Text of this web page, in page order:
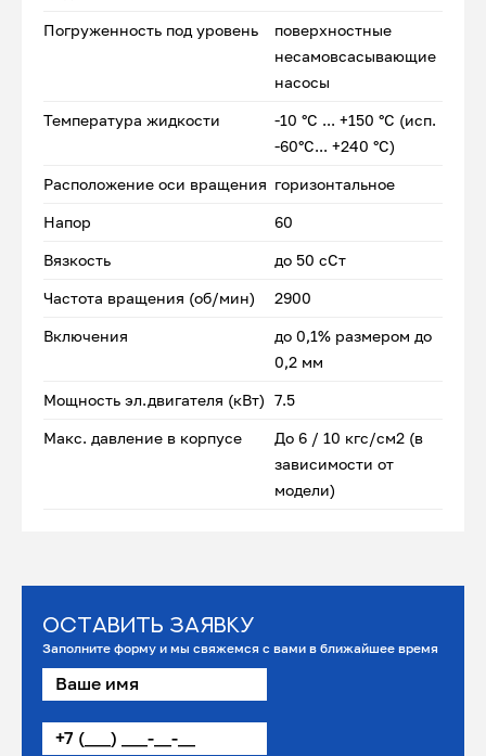
Погруженность под уровень
поверхностные
несамовсасывающие
насосы
Температура жидкости
-10 °С ... +150 °С (исп.
-60°С... +240 °С)
Расположение оси вращения горизонтальное
Напор 60
Вязкость до 50 сСт
Частота вращения (об/мин) 2900
Включения
до 0,1% размером до
0,2 мм
Мощность эл.двигателя (кВт) 7.5
Макс. давление в корпусе
До 6 / 10 кгс/см2 (в
зависимости от
модели)
Оставить заявку
Заполните форму и мы свяжемся с вами в ближайшее время